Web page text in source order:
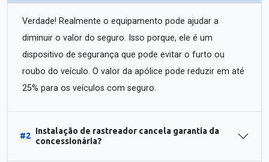
Verdade! Realmente o equipamento pode ajudar a
diminuir o valor do seguro. Isso porque, ele é um
dispositivo de segurança que pode evitar o furto ou
roubo do veículo. O valor da apólice pode reduzir em até
25% para os veículos com seguro.
#2
Instalação de rastreador cancela garantia da
concessionária?